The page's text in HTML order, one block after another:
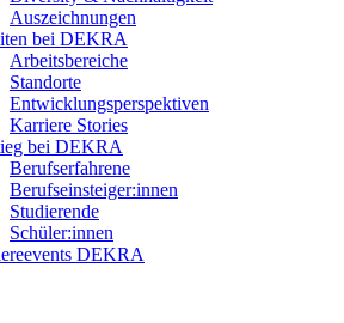
Auszeichnungen
bei DEKRA
Arbeitsbereiche
Standorte
Entwicklungsperspektiven
Karriere Stories
bei DEKRA
Berufserfahrene
Berufseinsteiger:innen
Studierende
Schüler:innen
DEKRA